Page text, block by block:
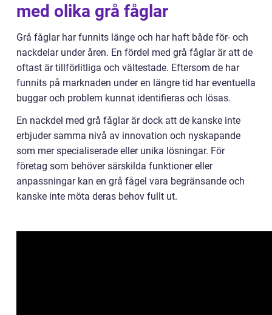
med olika grå fåglar
Grå fåglar har funnits länge och har haft både för- och
nackdelar under åren. En fördel med grå fåglar är att de
oftast är tillförlitliga och vältestade. Eftersom de har
funnits på marknaden under en längre tid har eventuella
buggar och problem kunnat identifieras och lösas.
En nackdel med grå fåglar är dock att de kanske inte
erbjuder samma nivå av innovation och nyskapande
som mer specialiserade eller unika lösningar. För
företag som behöver särskilda funktioner eller
anpassningar kan en grå fågel vara begränsande och
kanske inte möta deras behov fullt ut.